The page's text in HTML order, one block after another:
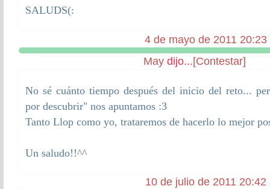
SALUDS(:
4 de mayo de 2011 20:23
Maydijo...[Contestar]
No sé cuánto tiempo después del inicio del reto...
por descubrir" nos apuntamos :3
Tanto Llop como yo, trataremos de hacerlo lo mejor
Un saludo!!^^
10 de julio de 2011 20:42